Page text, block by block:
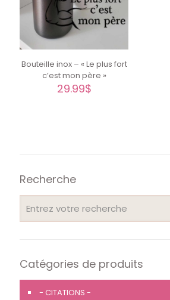
Bouteille inox – « Le plus fort
c’est mon père »
29.99$
Recherche
Catégories de produits
- CITATIONS -